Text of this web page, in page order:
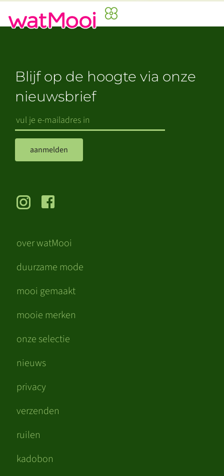
over watMooi
duurzame mode
mooi gemaakt
mooie merken
onze selectie
nieuws
privacy
verzenden
ruilen
kadobon
Blijf op de hoogte via onze
nieuwsbrief
aanmelden